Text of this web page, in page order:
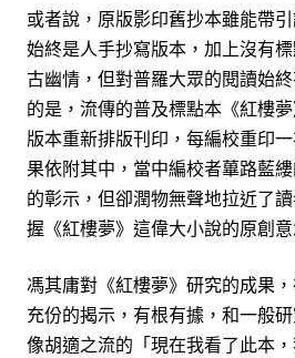
或者說，原版影印舊抄本雖能帶
始終是人手抄寫版本，加上沒有
古幽情，但對普羅大眾的閱讀始
的是，流傳的普及標點本《紅樓
版本重新排版刊印，每編校重印
果依附其中，當中編校者蓽路藍
的彰示，但卻潤物無聲地拉近了
握《紅樓夢》這偉大小說的原創
馮其庸對《紅樓夢》研究的成果
充份的揭示，有根有據，和一般研
像胡適之流的「現在我看了此本